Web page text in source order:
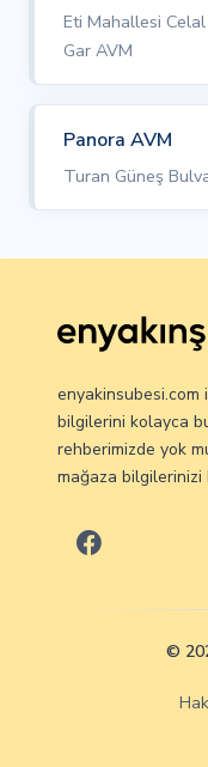
Eti Mahallesi
Gar AVM
Panora AVM
Turan Güneş
enyakinsubesi.com
bilgilerini kolayca
rehberimizde yok
mağaza bilgilerinizi
©